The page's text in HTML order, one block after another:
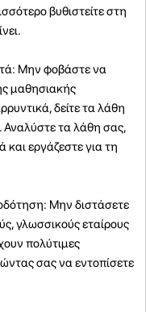
βυθιστείτε στη
Μην φοβάστε να
μαθησιακής
δείτε τα λάθη
Αναλύστε τα λάθη σας,
εργάζεστε για τη
Μην διστάσετε
γλωσσικούς εταίρους
πολύτιμες
σας να εντοπίσετε